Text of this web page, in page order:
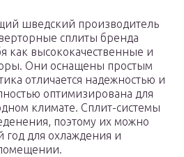
шведский производитель
сплиты бренда
как высококачественные и
Они оснащены простым
отличается надежностью и
оптимизирована для
климате. Сплит-системы
поэтому их можно
год для охлаждения и